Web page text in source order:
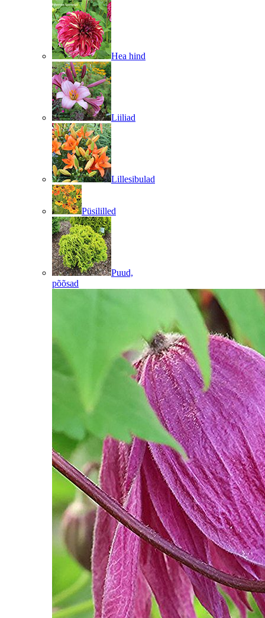
Hea hind
Liiliad
Lillesibulad
Püsililled
Puud,
põõsad